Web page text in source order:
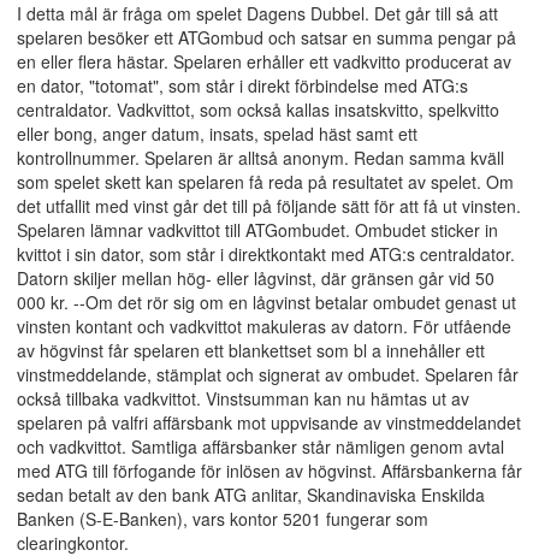
I detta mål är fråga om spelet Dagens Dubbel. Det går till så att
spelaren besöker ett ATGombud och satsar en summa pengar på
en eller flera hästar. Spelaren erhåller ett vadkvitto producerat av
en dator, "totomat", som står i direkt förbindelse med ATG:s
centraldator. Vadkvittot, som också kallas insatskvitto, spelkvitto
eller bong, anger datum, insats, spelad häst samt ett
kontrollnummer. Spelaren är alltså anonym. Redan samma kväll
som spelet skett kan spelaren få reda på resultatet av spelet. Om
det utfallit med vinst går det till på följande sätt för att få ut vinsten.
Spelaren lämnar vadkvittot till ATGombudet. Ombudet sticker in
kvittot i sin dator, som står i direktkontakt med ATG:s centraldator.
Datorn skiljer mellan hög- eller lågvinst, där gränsen går vid 50
000 kr. --Om det rör sig om en lågvinst betalar ombudet genast ut
vinsten kontant och vadkvittot makuleras av datorn. För utfående
av högvinst får spelaren ett blankettset som bl a innehåller ett
vinstmeddelande, stämplat och signerat av ombudet. Spelaren får
också tillbaka vadkvittot. Vinstsumman kan nu hämtas ut av
spelaren på valfri affärsbank mot uppvisande av vinstmeddelandet
och vadkvittot. Samtliga affärsbanker står nämligen genom avtal
med ATG till förfogande för inlösen av högvinst. Affärsbankerna får
sedan betalt av den bank ATG anlitar, Skandinaviska Enskilda
Banken (S-E-Banken), vars kontor 5201 fungerar som
clearingkontor.